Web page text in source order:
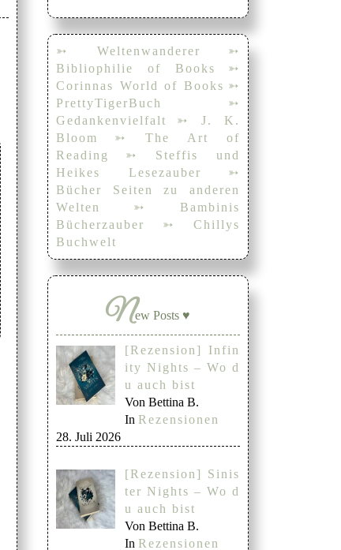
➳ Weltenwanderer
➳
Bibliophilie of Books
➳
Corinnas World of Books ➳
PrettyTigerBuch
➳
Gedankenvielfalt
➳ J. K.
Bloom
➳ The Art of
Reading
➳ Steffis und
Heikes Lesezauber
➳
Bücher Seiten zu anderen
Welten
➳ Bambinis
Bücherzauber
➳ Chillys
Buchwelt
New Posts ♥
[Rezension] Infin
ity Nights – Wo d
u auch bist
Von Bettina B.
In Rezensionen
28. Juli 2026
[Rezension] Sinis
ter Nights – Wo d
u auch bist
Von Bettina B.
In Rezensionen